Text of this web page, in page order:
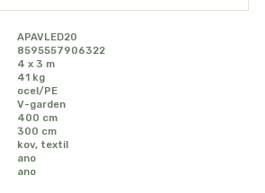
APAVLED20
8595557906322
4 x 3 m
41 kg
ocel/PE
V-garden
400 cm
300 cm
kov, textil
ano
ano